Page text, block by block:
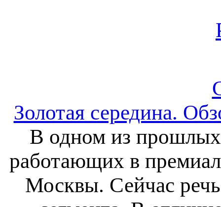
Золотая середина.
В одном из прошлых
работающих в
Москвы. Сейчас речь